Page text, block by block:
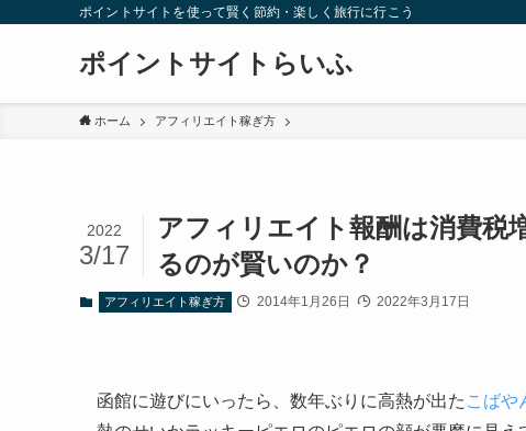
ポイントサイトを使って賢く節約・楽しく旅行に行こう
ポイントサイトらいふ
ホーム アフィリエイト稼ぎ方
アフィリエイト報酬は消費税
るのが賢いのか？
2022
3/17
アフィリエイト稼ぎ方 2014年1月26日 2022年3月17日
函館に遊びにいったら、数年ぶりに高熱が出た こばや